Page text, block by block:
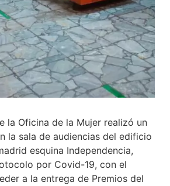
la Oficina de la Mujer realizó un
la sala de audiencias del edificio
esquina Independencia,
por Covid-19, con el
a la entrega de Premios del